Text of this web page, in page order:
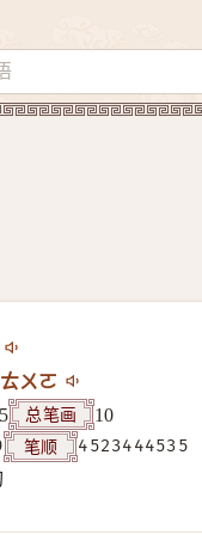
ㄊㄨㄛ
5
总笔画
10
笔顺
4523444535